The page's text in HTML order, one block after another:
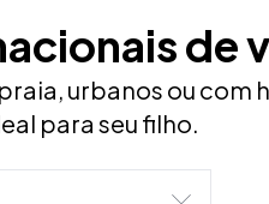
de
urbanos ou
para seu filho.